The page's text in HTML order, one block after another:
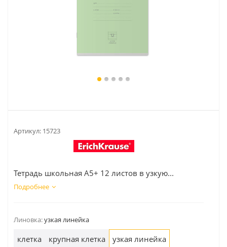
Артикул: 15723
Тетрадь школьная А5+ 12 листов в узкую...
Подробнее
Линовка:узкая линейка
клетка крупная клетка
узкая линейка